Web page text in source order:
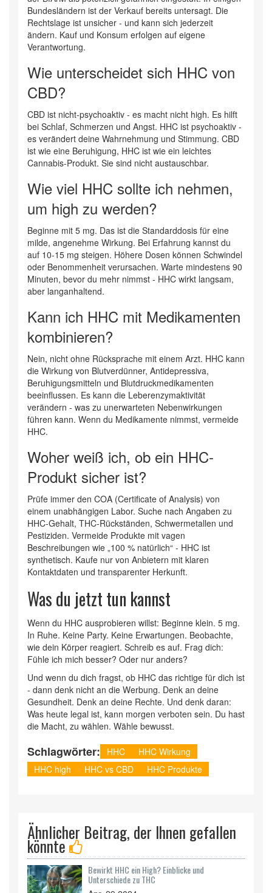
Bundesländern ist der Verkauf bereits untersagt. Die
Rechtslage ist unsicher - und kann sich jederzeit
ändern. Kauf und Konsum erfolgen auf eigene
Verantwortung.
Wie unterscheidet sich HHC von
CBD?
CBD ist nicht-psychoaktiv - es macht nicht high. Es hilft
bei Schlaf, Schmerzen und Angst. HHC ist psychoaktiv -
es verändert deine Wahrnehmung und Stimmung. CBD
ist wie eine Beruhigung, HHC ist wie ein leichtes
Cannabis-Produkt. Sie sind nicht austauschbar.
Wie viel HHC sollte ich nehmen,
um high zu werden?
Beginne mit 5 mg. Das ist die Standarddosis für eine
milde, angenehme Wirkung. Bei Erfahrung kannst du
auf 10-15 mg steigen. Höhere Dosen können Schwindel
oder Benommenheit verursachen. Warte mindestens 90
Minuten, bevor du mehr nimmst - HHC wirkt langsam,
aber langanhaltend.
Kann ich HHC mit Medikamenten
kombinieren?
Nein, nicht ohne Rücksprache mit einem Arzt. HHC kann
die Wirkung von Blutverdünner, Antidepressiva,
Beruhigungsmitteln und Blutdruckmedikamenten
beeinflussen. Es kann die Leberenzymaktivität
verändern - was zu unerwarteten Nebenwirkungen
führen kann. Wenn du Medikamente nimmst, vermeide
HHC.
Woher weiß ich, ob ein HHC-
Produkt sicher ist?
Prüfe immer den COA (Certificate of Analysis) von
einem unabhängigen Labor. Suche nach Angaben zu
HHC-Gehalt, THC-Rückständen, Schwermetallen und
Pestiziden. Vermeide Produkte mit vagen
Beschreibungen wie „100 % natürlich“ - HHC ist
synthetisch. Kaufe nur von Anbietern mit klaren
Kontaktdaten und transparenter Herkunft.
Was du jetzt tun kannst
Wenn du HHC ausprobieren willst: Beginne klein. 5 mg.
In Ruhe. Keine Party. Keine Erwartungen. Beobachte,
wie dein Körper reagiert. Schreib es auf. Frag dich:
Fühle ich mich besser? Oder nur anders?
Und wenn du dich fragst, ob HHC das richtige für dich ist
- dann denk nicht an die Werbung. Denk an deine
Gesundheit. Denk an deine Rechte. Und denk daran:
Was heute legal ist, kann morgen verboten sein. Du hast
die Macht, zu wählen. Wähle bewusst.
Schlagwörter: HHC
HHC Wirkung
HHC high
HHC vs CBD HHC Produkte
Ähnlicher Beitrag, der Ihnen gefallen
könnte
Bewirkt HHC ein High? Einblicke und
Unterschiede zu THC